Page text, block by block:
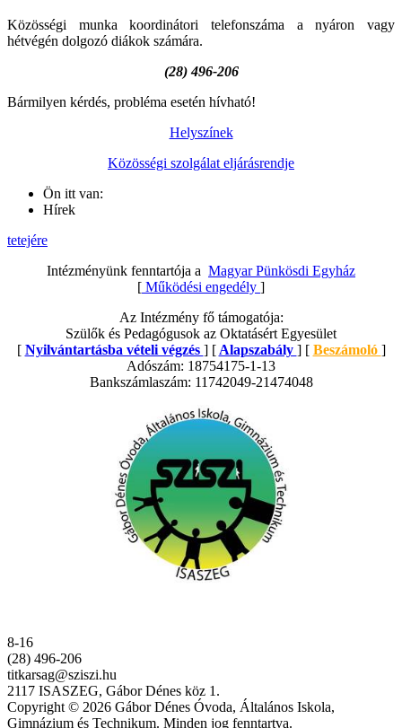
Közösségi munka koordinátori telefonszáma a nyáron vagy
hétvégén dolgozó diákok számára.
(28) 496-206
Bármilyen kérdés, probléma esetén hívható!
Helyszínek
Közösségi szolgálat eljárásrendje
Ön itt van:
Hírek
tetejére
Intézményünk fenntartója a Magyar Pünkösdi Egyház
[ Működési engedély ]
Az Intézmény fő támogatója:
Szülők és Pedagógusok az Oktatásért Egyesület
[ Nyilvántartásba vételi végzés ] [ Alapszabály ] [ Beszámoló ]
Adószám: 18754175-1-13
Bankszámlaszám: 11742049-21474048
8-16
(28) 496-206
titkarsag@sziszi.hu
2117 ISASZEG, Gábor Dénes köz 1.
Copyright © 2026 Gábor Dénes Óvoda, Általános Iskola,
Gimnázium és Technikum. Minden jog fenntartva.